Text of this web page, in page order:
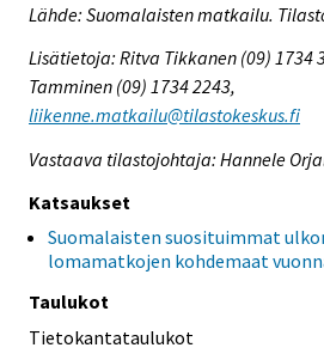
Lähde: Suomalaisten matkailu.
Lisätietoja: Ritva Tikkanen (09) 1734
Tamminen (09) 1734 2243,
liikenne.matkailu@tilastokeskus.fi
Vastaava tilastojohtaja: Hannele
Katsaukset
Suomalaisten suosituimmat
lomamatkojen kohdemaat
Taulukot
Tietokantataulukot